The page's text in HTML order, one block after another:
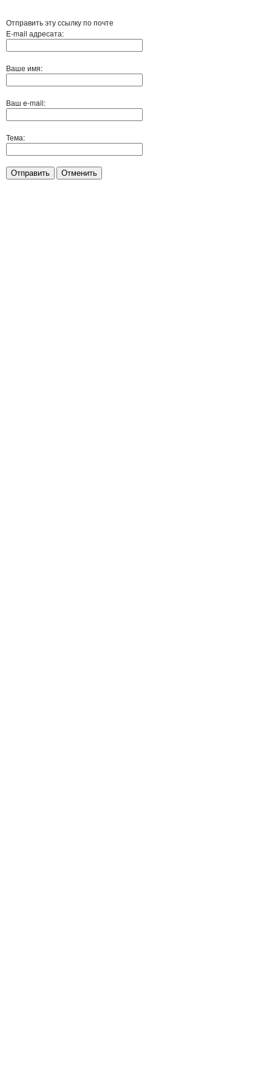
Отправить эту ссылку по почте
E-mail адресата:
Ваше имя:
Ваш e-mail:
Тема:
Отправить Отменить